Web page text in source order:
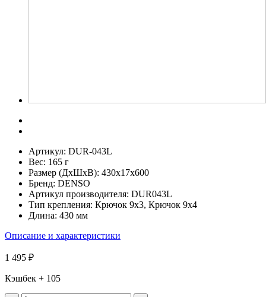
Артикул: DUR-043L
Вес: 165 г
Размер (ДхШхВ): 430x17x600
Бренд: DENSO
Артикул производителя: DUR043L
Тип крепления: Крючок 9х3, Крючок 9х4
Длина: 430 мм
Описание и характеристики
1 495 ₽
Кэшбек + 105